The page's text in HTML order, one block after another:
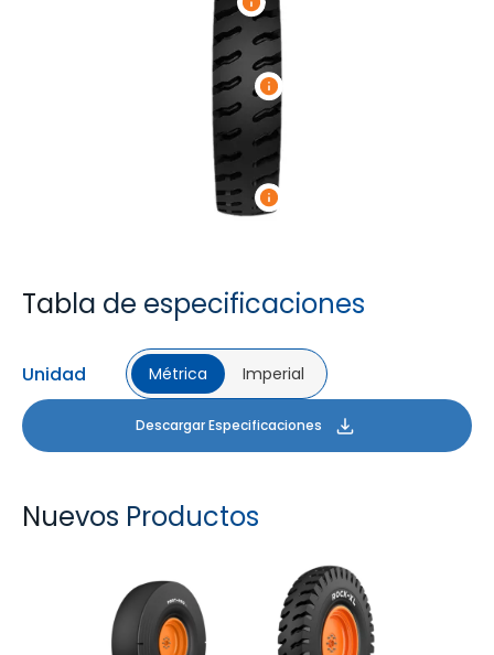
Tabla de especificaciones
Unidad Métrica Imperial
Descargar Especificaciones
Nuevos Productos